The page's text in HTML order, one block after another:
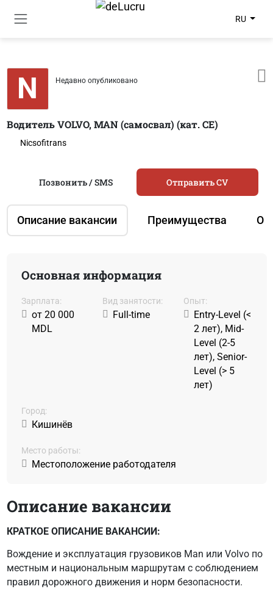
RU
N Недавно опубликовано
Водитель VOLVO, MAN (самосвал) (кат. CE)
Nicsofitrans
Описание вакансии Преимущества О
Позвонить / SMS Отправить CV
Основная информация
Зарплата:
от 20 000
MDL
Вид занятости:
Full-time
Oпыт:
Entry-Level (<
2 лет), Mid-
Level (2-5
лет), Senior-
Level (> 5
лет)
Город:
Кишинёв
Место работы:
Местоположение работодателя
Описание вакансии
КРАТКОЕ ОПИСАНИЕ ВАКАНСИИ:
Вождение и эксплуатация грузовиков Man или Volvo по
местным и национальным маршрутам с соблюдением
правил дорожного движения и норм безопасности.